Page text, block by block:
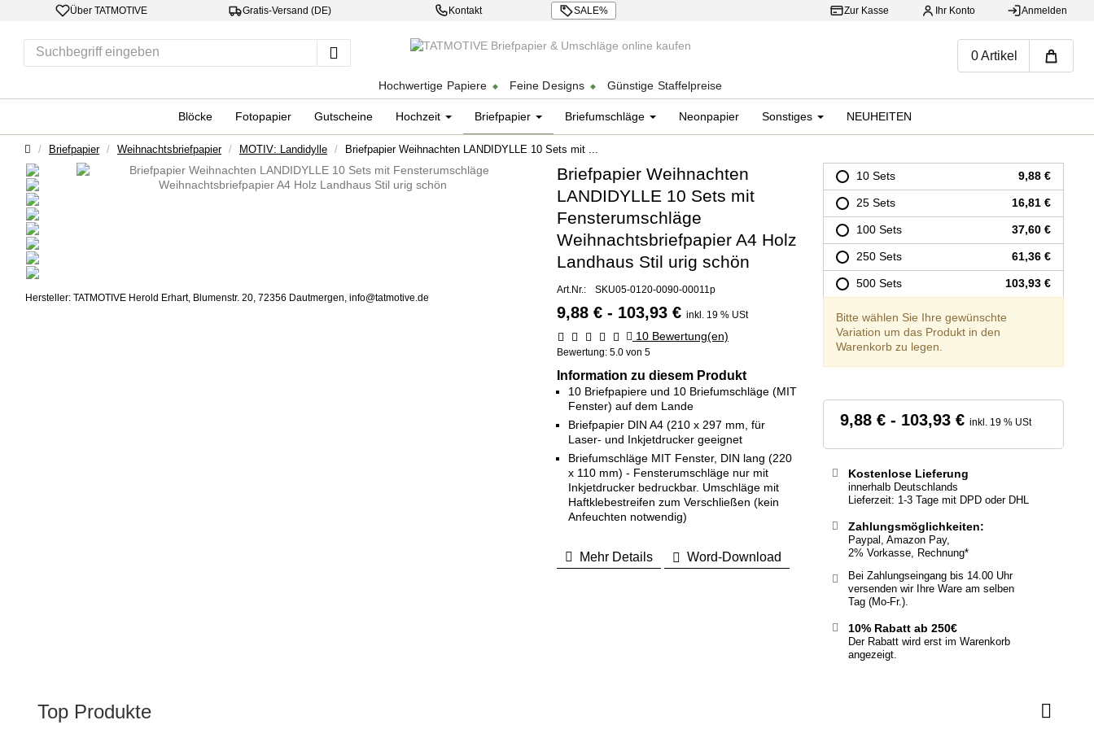
Über TATMOTIVE Gratis-Versand (DE) Kontakt SALE% Zur Kasse Ihr Konto Anmelden
0 Artikel
Hochwertige Papiere Feine Designs Günstige Staffelpreise
Blöcke Fotopapier Gutscheine Hochzeit Briefpapier Briefumschläge Neonpapier Sonstiges NEUHEITEN
Startseite
Briefpapier Weihnachtsbriefpapier MOTIV: Landidylle Briefpapier Weihnachten LANDIDYLLE 10 Sets mit ...
Hersteller: TATMOTIVE Herold Erhart, Blumenstr. 20, 72356 Dautmergen, info@tatmotive.de
Briefpapier Weihnachten
LANDIDYLLE 10 Sets mit
Fensterumschläge
Weihnachtsbriefpapier A4 Holz
Landhaus Stil urig schön
Art.Nr.: SKU05-0120-0090-00011p
9,88 € - 103,93 € inkl. 19 % USt
10 Bewertung(en)
Bewertung: 5.0 von 5
Information zu diesem Produkt
10 Briefpapiere und 10 Briefumschläge (MIT
Fenster) auf dem Lande
Briefpapier DIN A4 (210 x 297 mm, für
Laser- und Inkjetdrucker geeignet
Briefumschläge MIT Fenster, DIN lang (220
x 110 mm) - Fensterumschläge nur mit
Inkjetdrucker bedruckbar. Umschläge mit
Haftklebestreifen zum Verschließen (kein
Anfeuchten notwendig)
Mehr Details Word-Download
10 Sets 9,88 €
25 Sets 16,81 €
100 Sets 37,60 €
250 Sets 61,36 €
500 Sets 103,93 €
Bitte wählen Sie Ihre gewünschte
Variation um das Produkt in den
Warenkorb zu legen.
9,88 € - 103,93 € inkl. 19 % USt
Kostenlose Lieferung
innerhalb Deutschlands
Lieferzeit: 1-3 Tage mit DPD oder DHL
Zahlungsmöglichkeiten:
Paypal, Amazon Pay,
2% Vorkasse, Rechnung*
Bei Zahlungseingang bis 14.00 Uhr
versenden wir Ihre Ware am selben
Tag (Mo-Fr.).
10% Rabatt ab 250€
Der Rabatt wird erst im Warenkorb
angezeigt.
Top Produkte